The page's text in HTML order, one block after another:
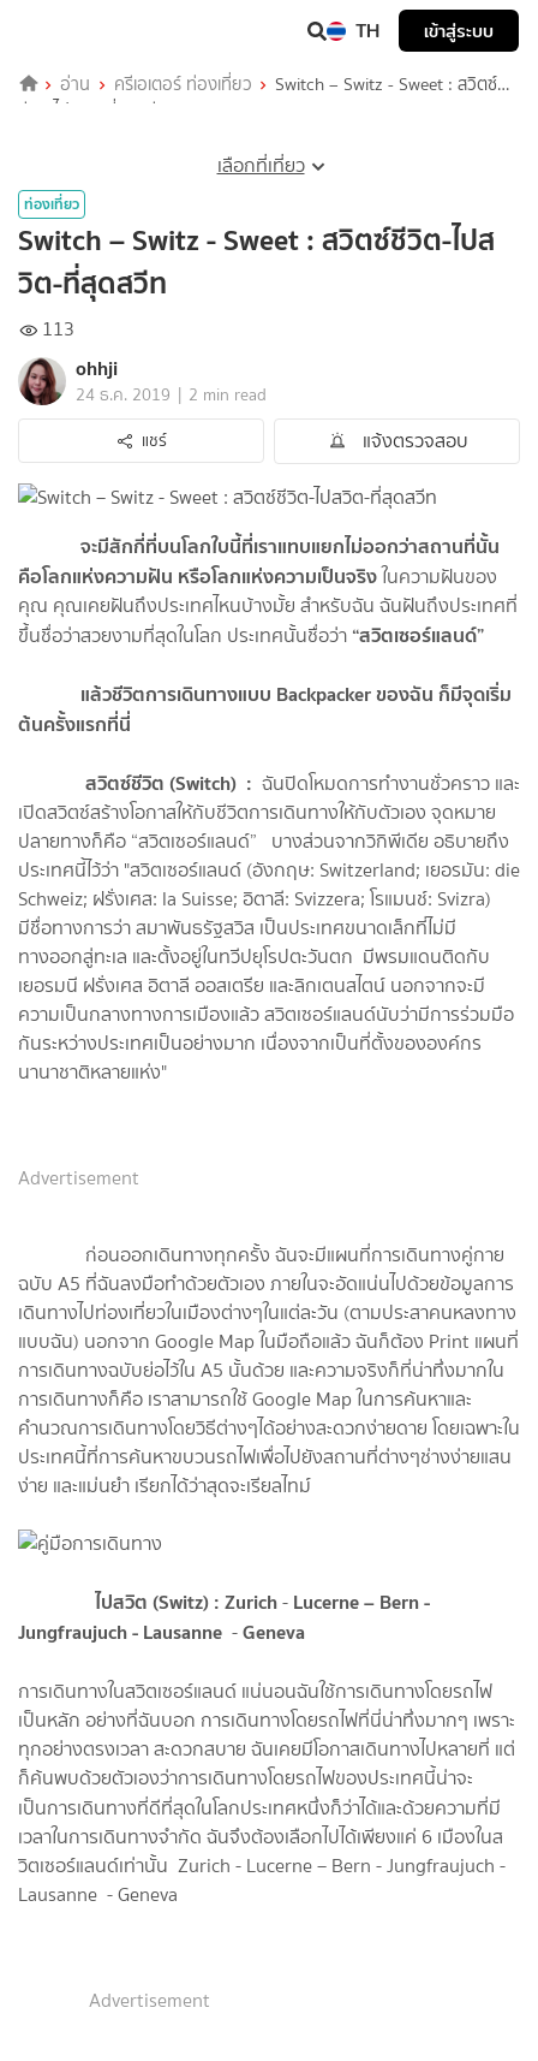
TH เข้าสู่ระบบ
อ่าน ครีเอเตอร์ ท่องเที่ยว
Switch – Switz - Sweet : สวิตซ์
ชีวิต-ไปสวิต-ที่สุดสวีท
เลือกที่เที่ยว
ท่องเที่ยว
Switch – Switz - Sweet : สวิตซ์ชีวิต-ไปส
วิต-ที่สุดสวีท
113
ohhji
24 ธ.ค. 2019 | 2 min read
แชร์
แจ้งตรวจสอบ
จะมีสักกี่ที่บนโลกใบนี้ที่เราแทบแยกไม่ออกว่าสถานที่นั้น
คือโลกแห่งความฝัน หรือโลกแห่งความเป็นจริงในความฝันของ
คุณ คุณเคยฝันถึงประเทศไหนบ้างมั้ย สำหรับฉัน ฉันฝันถึงประเทศที่
ขึ้นชื่อว่าสวยงามที่สุดในโลก ประเทศนั้นชื่อว่า “สวิตเซอร์แลนด์”
แล้วชีวิตการเดินทางแบบ Backpacker ของฉัน ก็มีจุดเริ่ม
ต้นครั้งแรกที่นี่
สวิตซ์ชีวิต (Switch) : ฉันปิดโหมดการทำงานชั่วคราว และ
เปิดสวิตซ์สร้างโอกาสให้กับชีวิตการเดินทางให้กับตัวเอง จุดหมาย
ปลายทางก็คือ “สวิตเซอร์แลนด์” บางส่วนจากวิกิพีเดีย อธิบายถึง
ประเทศนี้ไว้ว่า "สวิตเซอร์แลนด์ (อังกฤษ: Switzerland; เยอรมัน: die
Schweiz; ฝรั่งเศส: la Suisse; อิตาลี: Svizzera; โรแมนช์: Svizra)
มีชื่อทางการว่า สมาพันธรัฐสวิส เป็นประเทศขนาดเล็กที่ไม่มี
ทางออกสู่ทะเล และตั้งอยู่ในทวีปยุโรปตะวันตก มีพรมแดนติดกับ
เยอรมนี ฝรั่งเศส อิตาลี ออสเตรีย และลิกเตนสไตน์ นอกจากจะมี
ความเป็นกลางทางการเมืองแล้ว สวิตเซอร์แลนด์นับว่ามีการร่วมมือ
กันระหว่างประเทศเป็นอย่างมาก เนื่องจากเป็นที่ตั้งขององค์กร
นานาชาติหลายแห่ง"
Advertisement
ก่อนออกเดินทางทุกครั้ง ฉันจะมีแผนที่การเดินทางคู่กาย
ฉบับ A5 ที่ฉันลงมือทำด้วยตัวเอง ภายในจะอัดแน่นไปด้วยข้อมูลการ
เดินทางไปท่องเที่ยวในเมืองต่างๆในแต่ละวัน (ตามประสาคนหลงทาง
แบบฉัน) นอกจาก Google Map ในมือถือแล้ว ฉันก็ต้อง Print แผนที่
การเดินทางฉบับย่อไว้ใน A5 นั้นด้วย และความจริงก็ที่น่าทึ่งมากใน
การเดินทางก็คือ เราสามารถใช้ Google Map ในการค้นหาและ
คำนวณการเดินทางโดยวิธีต่างๆได้อย่างสะดวกง่ายดาย โดยเฉพาะใน
ประเทศนี้ที่การค้นหาขบวนรถไฟเพื่อไปยังสถานที่ต่างๆช่างง่ายแสน
ง่าย และแม่นยำ เรียกได้ว่าสุดจะเรียลไทม์
ไปสวิต (Switz) : Zurich- Lucerne – Bern -
Jungfraujuch - Lausanne -Geneva
การเดินทางในสวิตเซอร์แลนด์ แน่นอนฉันใช้การเดินทางโดยรถไฟ
เป็นหลัก อย่างที่ฉันบอก การเดินทางโดยรถไฟที่นี่น่าทึ่งมากๆ เพราะ
ทุกอย่างตรงเวลา สะดวกสบาย ฉันเคยมีโอกาสเดินทางไปหลายที่ แต่
ก็ค้นพบด้วยตัวเองว่าการเดินทางโดยรถไฟของประเทศนี้น่าจะ
เป็นการเดินทางที่ดีที่สุดในโลกประเทศหนึ่งก็ว่าได้และด้วยความที่มี
เวลาในการเดินทางจำกัด ฉันจึงต้องเลือกไปได้เพียงแค่ 6 เมืองในส
วิตเซอร์แลนด์เท่านั้น Zurich - Lucerne – Bern - Jungfraujuch -
Lausanne - Geneva
Advertisement